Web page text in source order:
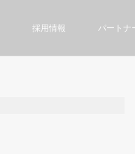
採用情報 パートナ